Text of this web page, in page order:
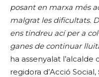
posant en marxa més
malgrat les dificultats.
ens tindreu ací per a
ganes de continuar
ha assenyalat l’alcalde
regidora d’Acció Social,